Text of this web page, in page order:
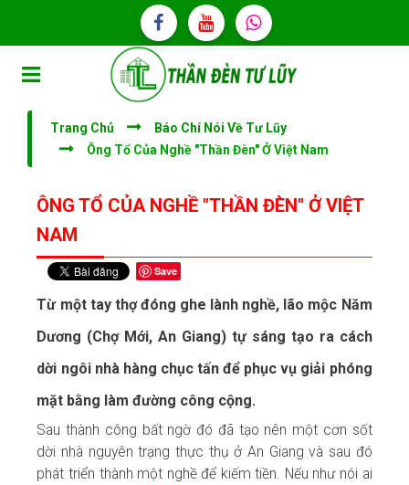
Trang Chủ
Báo Chí Nói Về Tư Lũy
Ông Tổ Của Nghề "thần Đèn" Ở Việt Nam
ÔNG TỔ CỦA NGHỀ "THẦN ĐÈN" Ở VIỆT
NAM
Save
Từ một tay thợ đóng ghe lành nghề, lão mộc Năm
Dương (Chợ Mới, An Giang) tự sáng tạo ra cách
dời ngôi nhà hàng chục tấn để phục vụ giải phóng
mặt bằng làm đường công cộng.
Sau thành công bất ngờ đó đã tạo nên một cơn sốt
dời nhà nguyên trạng thực thụ ở An Giang và sau đó
phát triển thành một nghề để kiếm tiền. Nếu như nói ai